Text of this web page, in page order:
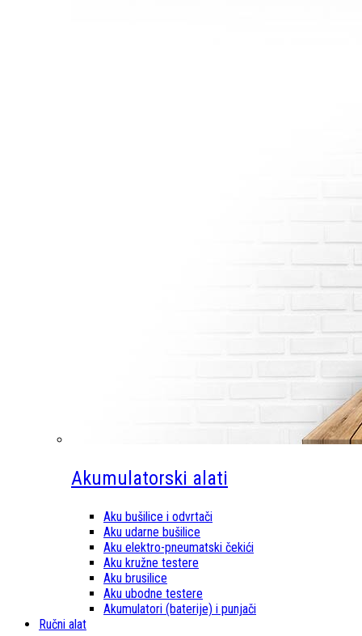
Akumulatorski alati
Aku bušilice i odvrtači
Aku udarne bušilice
Aku elektro-pneumatski čekići
Aku kružne testere
Aku brusilice
Aku ubodne testere
Akumulatori (baterije) i punjači
Ručni alat